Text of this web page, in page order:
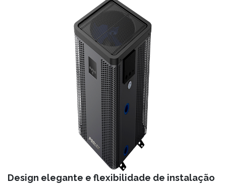
Design elegante e flexibilidade de instalação